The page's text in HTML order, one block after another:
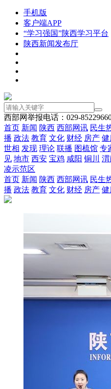
手机版
客户端APP
“学习强国”陕西学习平台
陕西新闻发布厅
西部网举报电话：029-
首页 新闻 陕西 西部网讯 民生
播 政法 教育 文化 财经 房产 健
世相 发现 理论 联播 图梳馆 专
见 地市 西安 宝鸡 咸阳 铜川 渭
凌示范区
首页 新闻 陕西 西部网讯 民生
播 政法 教育 文化 财经 房产 健